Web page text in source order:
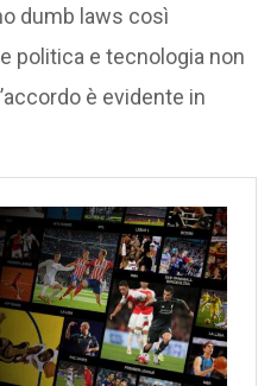
dumb laws così
politica e tecnologia non
è evidente in